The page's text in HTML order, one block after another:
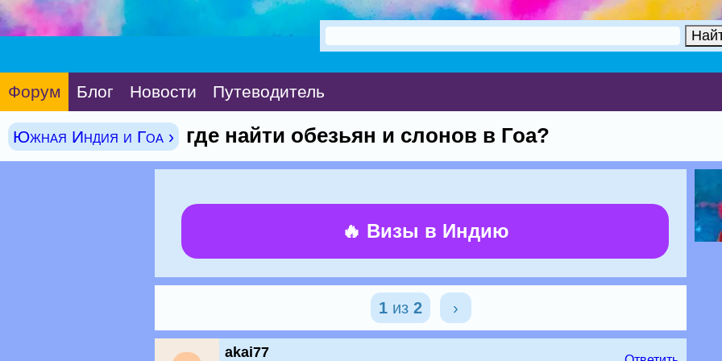
Форум Блог Новости Путеводитель
Южная Индия и Гоа › где найти обезьян и слонов в Гоа?
🔥 Визы в Индию
1из 2 ›
akai77